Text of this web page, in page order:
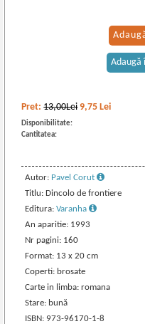
Pret:13,00Lei 9,75 Lei
Disponibilitate:
Cantitatea:
Autor: Pavel Corut
Titlu: Dincolo de frontiere
Editura:Varanha
An aparitie: 1993
Nr pagini: 160
Format: 13 x 20 cm
Coperti: brosate
Carte in limba: romana
Stare: bună
ISBN: 973-96170-1-8
Adaugă